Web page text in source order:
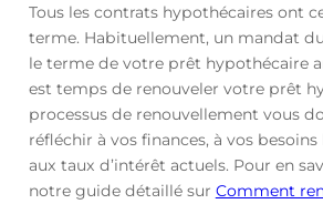
Tous les contrats hypothécaires ont
terme. Habituellement, un mandat
le terme de votre prêt hypothécaire
est temps de renouveler votre prêt
processus de renouvellement vous
réfléchir à vos finances, à vos
aux taux d’intérêt actuels. Pour en
notre guide détaillé sur Comment